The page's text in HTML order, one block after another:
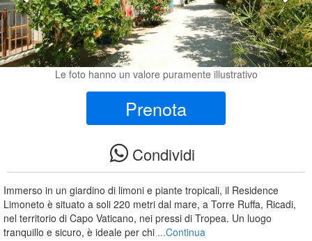
Le foto hanno un valore puramente illustrativo
Prenota
Condividi
Immerso in un giardino di limoni e piante tropicali, il Residence
Limoneto è situato a soli 220 metri dal mare, a Torre Ruffa, Ricadi,
nel territorio di Capo Vaticano, nei pressi di Tropea. Un luogo
tranquillo e sicuro, è ideale per chi ...Continua